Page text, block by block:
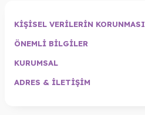
KIŞISEL VERILERIN KORUNMASI
ÖNEMLI BILGILER
KURUMSAL
ADRES & İLETIŞIM